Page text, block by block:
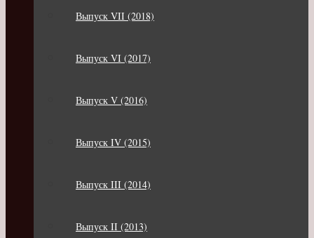
Выпуск VII (2018)
Выпуск VI (2017)
Выпуск V (2016)
Выпуск IV (2015)
Выпуск III (2014)
Выпуск II (2013)